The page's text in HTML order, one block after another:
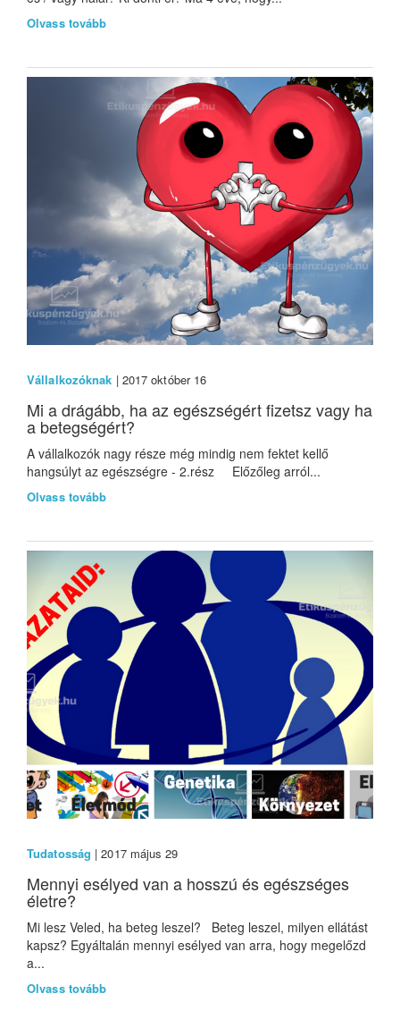
Olvass tovább
Vállalkozóknak | 2017 október 16
Mi a drágább, ha az egészségért fizetsz vagy ha
a betegségért?
A vállalkozók nagy része még mindig nem fektet kellő
hangsúlyt az egészségre - 2.rész Előzőleg arról...
Olvass tovább
Tudatosság | 2017 május 29
Mennyi esélyed van a hosszú és egészséges
életre?
Mi lesz Veled, ha beteg leszel? Beteg leszel, milyen ellátást
kapsz? Egyáltalán mennyi esélyed van arra, hogy megelőzd
a...
Olvass tovább